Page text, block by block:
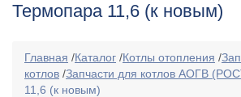
Термопара 11,6 (к новым)
Главная /Каталог /Котлы отопления /
котлов /Запчасти для котлов АОГВ
11,6 (к новым)